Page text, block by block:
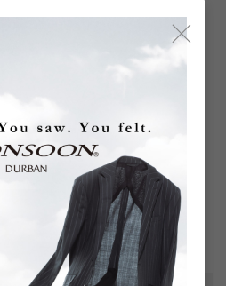
品名/品番をお申し付けください。
ーツ
けとなります。
す。
×